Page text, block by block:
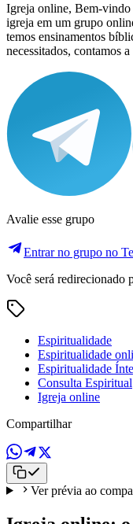
Igreja online, Bem-vindo
igreja em um grupo
temos ensinamentos
necessitados, contamos
Avalie esse grupo
Entrar no grupo no
Você será redirecionado
Espiritualidade
Espiritualidade
Espiritualidade
Consulta Espiritual
Igreja online
Compartilhar
Ver prévia ao